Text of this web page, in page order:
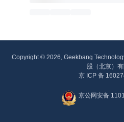
Copyright © 2026, Geekbang
股（北京）有
京 ICP 备
京公网安备